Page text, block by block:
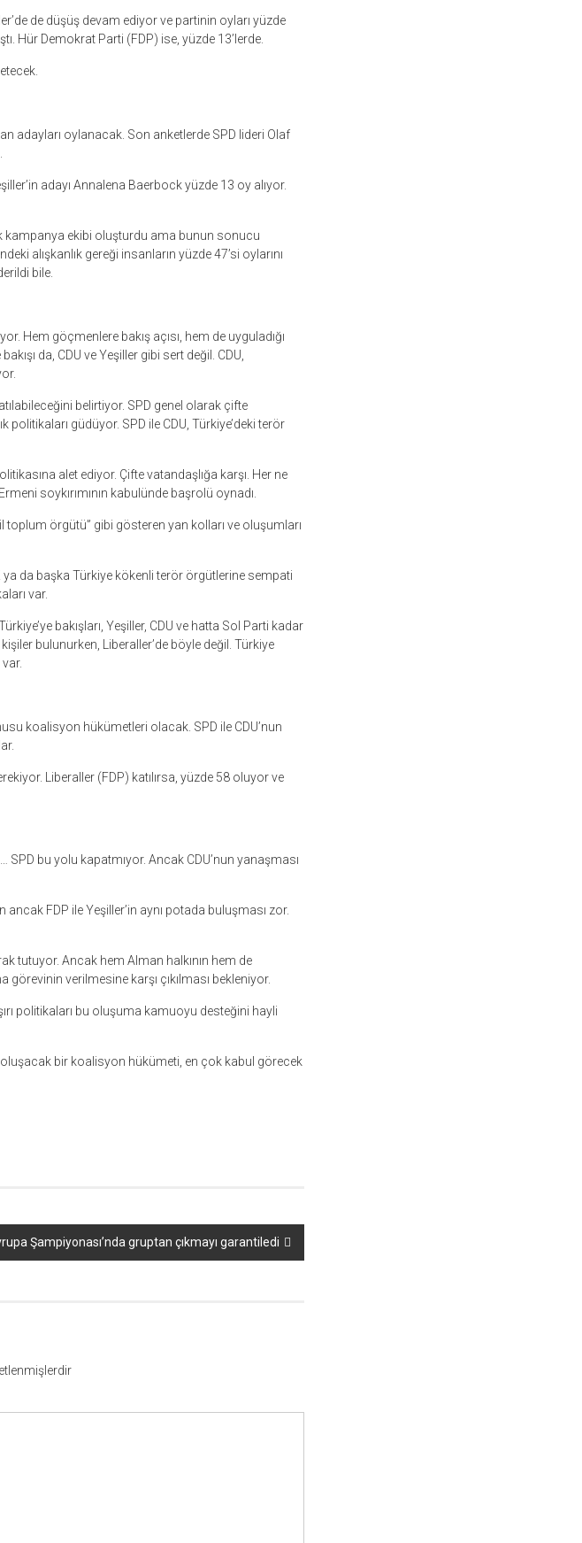
de düşüş devam ediyor ve partinin oyları yüzde
Hür Demokrat Parti (FDP) ise, yüzde 13’lerde.
adayları oylanacak. Son anketlerde SPD lideri Olaf
adayı Annalena Baerbock yüzde 13 oy alıyor.
kampanya ekibi oluşturdu ama bunun sonucu
alışkanlık gereği insanların yüzde 47’si oylarını
bile.
Hem göçmenlere bakış açısı, hem de uyguladığı
da, CDU ve Yeşiller gibi sert değil. CDU,
belirtiyor. SPD genel olarak çifte
güdüyor. SPD ile CDU, Türkiye’deki terör
alet ediyor. Çifte vatandaşlığa karşı. Her ne
soykırımının kabulünde başrolü oynadı.
toplum örgütü” gibi gösteren yan kolları ve oluşumları
ya da başka Türkiye kökenli terör örgütlerine sempati
var.
bakışları, Yeşiller, CDU ve hatta Sol Parti kadar
bulunurken, Liberaller’de böyle değil. Türkiye
koalisyon hükümetleri olacak. SPD ile CDU’nun
Liberaller (FDP) katılırsa, yüzde 58 oluyor ve
SPD bu yolu kapatmıyor. Ancak CDU’nun yanaşması
ancak FDP ile Yeşiller’in aynı potada buluşması zor.
tutuyor. Ancak hem Alman halkının hem de
verilmesine karşı çıkılması bekleniyor.
politikaları bu oluşuma kamuoyu desteğini hayli
oluşacak bir koalisyon hükümeti, en çok kabul görecek
Şampiyonası’nda gruptan çıkmayı garantiledi